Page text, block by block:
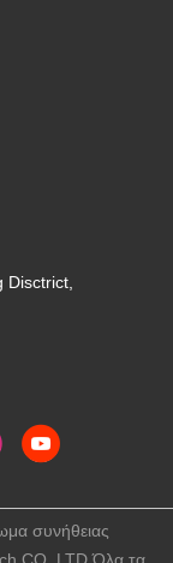
Disctrict,
συνήθειας